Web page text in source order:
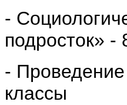
-
подросток» -
-
классы